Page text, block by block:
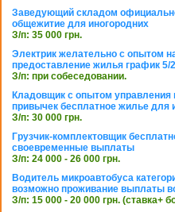
Заведующий складом
общежитие для иногородних
З/п: 35 000 грн.
Электрик желательно с опытом
предоставление жилья график 5/2
З/п: при собеседовании.
Кладовщик с опытом
привычек бесплатное жилье для
З/п: 30 000 грн.
Грузчик-комплектовщик
своевременные выплаты
З/п: 24 000 - 26 000 грн.
Водитель микроавтобуса
возможно проживание выплаты
З/п: 15 000 - 20 000 грн. (ставка+